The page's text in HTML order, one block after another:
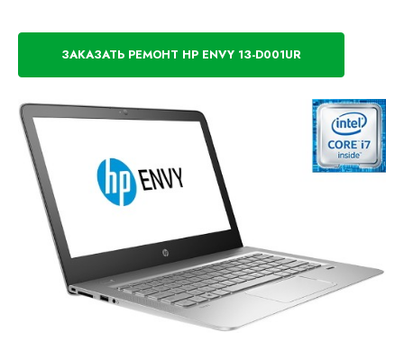
ЗАКАЗАТЬ РЕМОНТ HP ENVY 13-D001UR